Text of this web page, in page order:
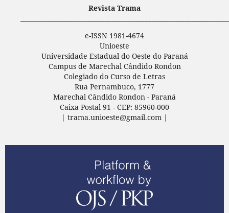
Revista Trama
e-ISSN 1981-4674
Unioeste
Universidade Estadual do Oeste do Paraná
Campus de Marechal Cândido Rondon
Colegiado do Curso de Letras
Rua Pernambuco, 1777
Marechal Cândido Rondon - Paraná
Caixa Postal 91 - CEP: 85960-000
| trama.unioeste@gmail.com |